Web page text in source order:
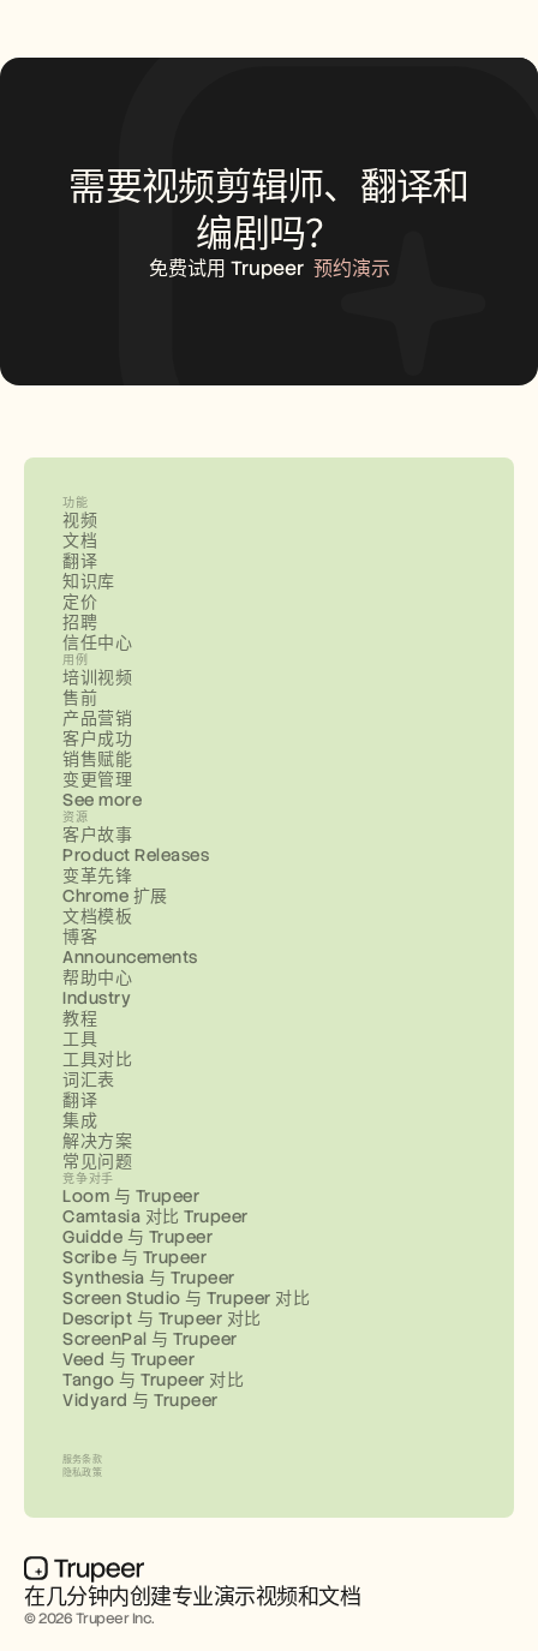
需要视频剪辑师、翻译和
编剧吗？
免费试用 Trupeer 预约演示
在几分钟内创建专业演示视频和文档
© 2026 Trupeer Inc.
功能
视频
文档
翻译
知识库
定价
招聘
信任中心
用例
培训视频
售前
产品营销
客户成功
销售赋能
变更管理
See more
资源
客户故事
Product Releases
变革先锋
Chrome 扩展
文档模板
博客
Announcements
帮助中心
Industry
教程
工具
工具对比
词汇表
翻译
集成
解决方案
常见问题
竞争对手
Loom 与 Trupeer
Camtasia 对比 Trupeer
Guidde 与 Trupeer
Scribe 与 Trupeer
Synthesia 与 Trupeer
Screen Studio 与 Trupeer 对比
Descript 与 Trupeer 对比
ScreenPal 与 Trupeer
Veed 与 Trupeer
Tango 与 Trupeer 对比
Vidyard 与 Trupeer
服务条款
隐私政策